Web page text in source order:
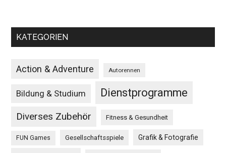
KATEGORIEN
Action & Adventure Autorennen
Bildung & Studium Dienstprogramme
Diverses Zubehör Fitness & Gesundheit
FUN Games Gesellschaftsspiele Grafik & Fotografie